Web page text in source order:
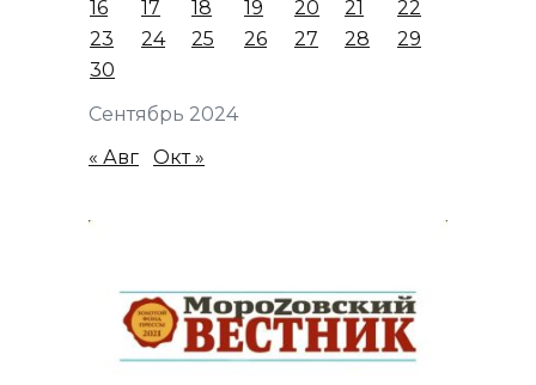
Сентябрь 2024
16
17 18 19 20 21
22
23
24 25 26 27 28
29
30
« Авг Окт »